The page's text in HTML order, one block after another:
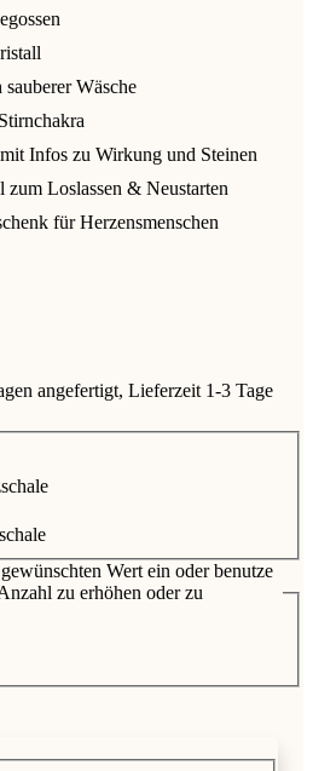
Wäsche
Infos zu Wirkung und Steinen
Loslassen & Neustarten
für Herzensmenschen
angefertigt, Lieferzeit 1-3 Tage
Wert ein oder benutze
zu erhöhen oder zu